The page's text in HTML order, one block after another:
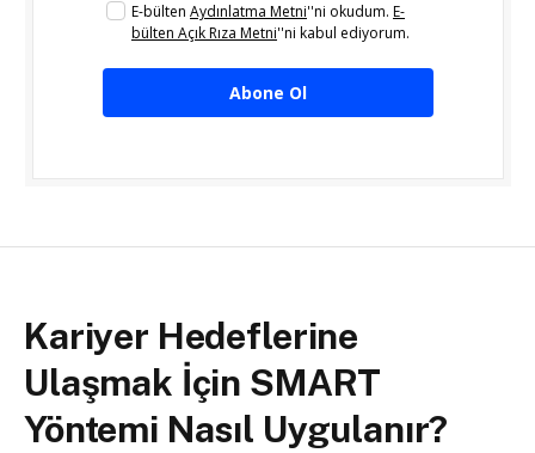
E-bülten Aydınlatma Metni''ni okudum. E-
bülten Açık Rıza Metni''ni kabul ediyorum.
Abone Ol
Kariyer Hedeflerine
Ulaşmak İçin SMART
Yöntemi Nasıl Uygulanır?